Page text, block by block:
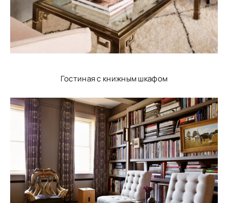
Гостиная с книжным шкафом